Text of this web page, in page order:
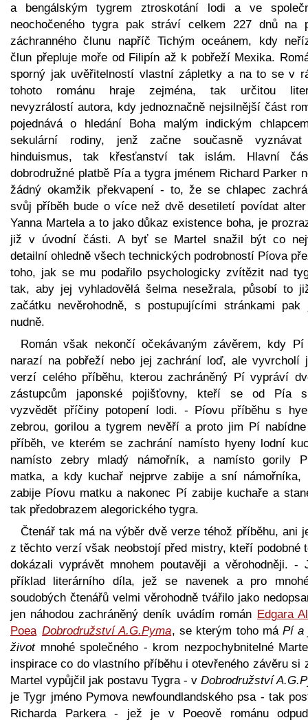
a bengálským tygrem ztroskotání lodi a ve
neochočeného tygra pak stráví celkem 227 dnů na
záchranného člunu napříč Tichým oceánem, kdy
člun přepluje moře od Filipín až k pobřeží Mexika.
sporný jak uvěřitelností vlastní zápletky a na to se v
tohoto románu hraje zejména, tak určitou
nevyzrálostí autora, kdy jednoznačně nejsilnější část
pojednává o hledání Boha malým indickým
sekulární rodiny, jenž začne současně
hinduismus, tak křesťanství tak islám. Hlavní
dobrodružné platbě Pía a tygra jménem Richard Parker
žádný okamžik překvapení - to, že se chlapec
svůj příběh bude o více než dvě desetiletí povídat alter
Yanna Martela a to jako důkaz existence boha, je
již v úvodní části. A byť se Martel snažil být co
detailní ohledně všech technických podrobností Píova
toho, jak se mu podařilo psychologicky zvítězit nad
tak, aby jej vyhladovělá šelma nesežrala, působí to
začátku nevěrohodně, s postupujícími stránkami
nudně.
Román však nekončí očekávaným závěrem, kdy Pí
narazí na pobřeží nebo jej zachrání loď, ale vyvrcholí
verzí celého příběhu, kterou zachráněný Pí vypráví
zástupcům japonské pojišťovny, kteří se od Pía
vyzvědět příčiny potopení lodi. - Píovu příběhu s
zebrou, gorilou a tygrem nevěří a proto jim Pí
příběh, ve kterém se zachrání namísto hyeny lodní
namísto zebry mladý námořník, a namísto gorily
matka, a kdy kuchař nejprve zabije a sní námořníka,
zabije Píovu matku a nakonec Pí zabije kuchaře a
tak předobrazem alegorického tygra.
Čtenář tak má na výběr dvě verze téhož příběhu, ani
z těchto verzí však neobstojí před mistry, kteří podobné
dokázali vyprávět mnohem poutavěji a věrohodněji. -
příklad literárního díla, jež se navenek a pro
soudobých čtenářů velmi věrohodně tvářilo jako
jen náhodou zachráněný deník uvádím román Edgara
Poea Dobrodružství A.G.Pyma, se kterým toho má Pí a
životmnohé společného - krom nezpochybnitelné
inspirace co do vlastního příběhu i otevřeného závěru si
Martel vypůjčil jak postavu Tygra - v Dobrodružství
je Tygr jméno Pymova newfoundlandského psa - tak
Richarda Parkera - jež je v Poeově románu